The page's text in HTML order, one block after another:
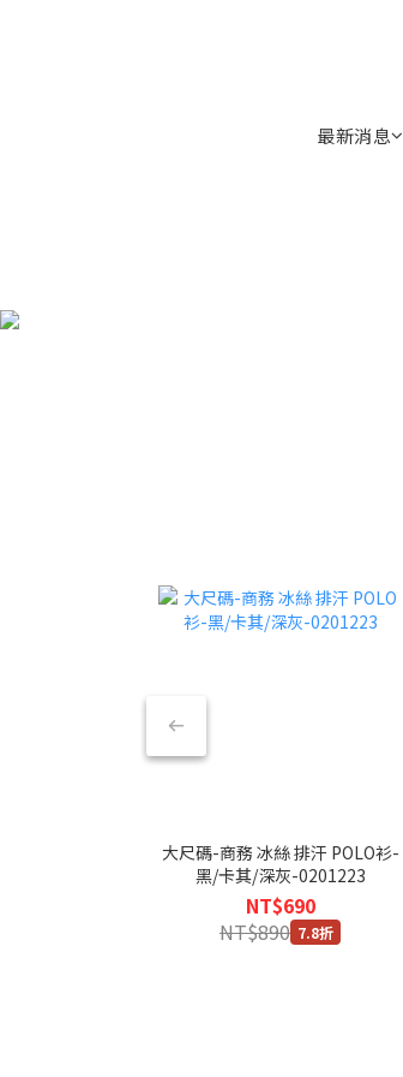
最新消息
大尺碼-商務 冰絲 排汗 POLO衫-
黑/卡其/深灰-0201223
NT$690
NT$890 7.8折